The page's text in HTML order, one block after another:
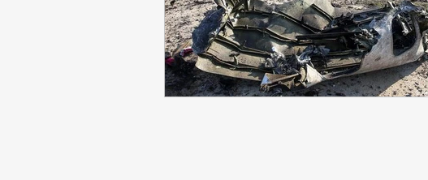
Chismes Qué Curioso
Durango Titulares en Inicio